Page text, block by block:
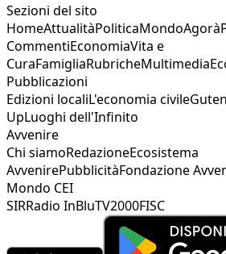
Sezioni del sito
HomeAttualitàPoliticaMondoAgorà
CommentiEconomiaVita e
CuraFamigliaRubricheMultimedia
Pubblicazioni
Edizioni localiL'economia civile
UpLuoghi dell'Infinito
Avvenire
Chi siamoRedazioneEcosistema
AvvenirePubblicitàFondazione
Mondo CEI
SIRRadio InBluTV2000FISC